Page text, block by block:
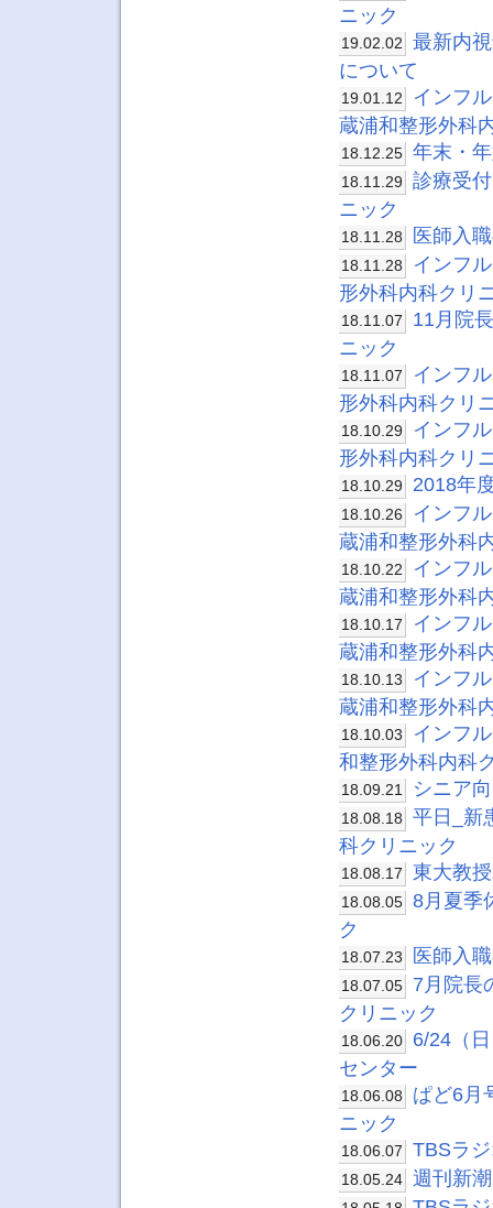
ニック
19.02.02
最新内
について
19.01.12
インフ
蔵浦和整形外科
18.12.25 年末・
18.11.29
診療受
ニック
18.11.28 医師入
18.11.28
インフ
形外科内科クリ
18.11.07
11月院
ニック
18.11.07
インフ
形外科内科クリ
18.10.29
インフ
形外科内科クリ
18.10.29 2018年
18.10.26
インフ
蔵浦和整形外科
18.10.22
インフ
蔵浦和整形外科
18.10.17
インフ
蔵浦和整形外科
18.10.13
インフ
蔵浦和整形外科
18.10.03
インフ
和整形外科内科
18.09.21 シニア
18.08.18
平日_新
科クリニック
18.08.17 東大教
18.08.05 8月夏季
ク
18.07.23 医師入
18.07.05
7月院長
クリニック
18.06.20
6/24（
センター
18.06.08
ぱど6月
ニック
18.06.07 TBSラ
18.05.24 週刊新